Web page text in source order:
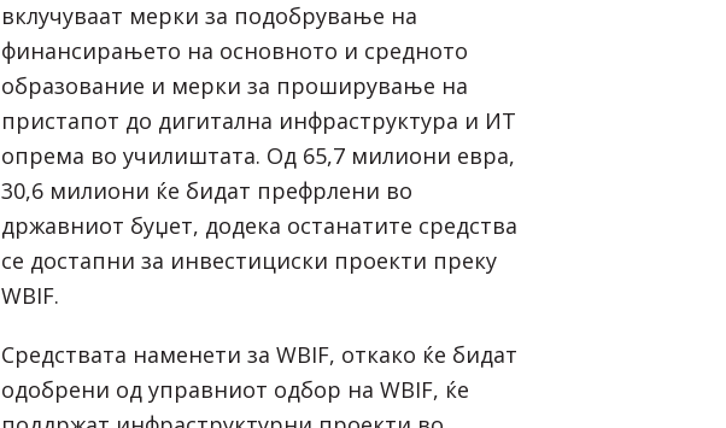
вклучуваат мерки за подобрување на
финансирањето на основното и средното
образование и мерки за проширување на
пристапот до дигитална инфраструктура и ИТ
опрема во училиштата. Од 65,7 милиони евра,
30,6 милиони ќе бидат префрлени во
државниот буџет, додека останатите средства
се достапни за инвестициски проекти преку
WBIF.
Средствата наменети за WBIF, откако ќе бидат
одобрени од управниот одбор на WBIF, ќе